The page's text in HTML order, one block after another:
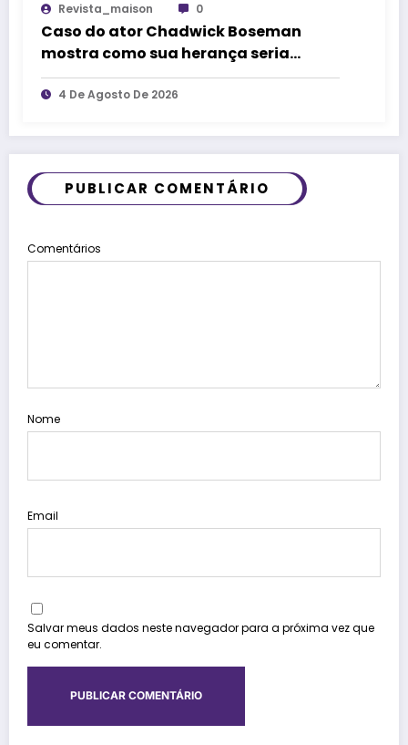
Revista_maison 0
Caso do ator Chadwick Boseman
mostra como sua herança seria
dividida se ocorresse no Brasil
4 De Agosto De 2026
PUBLICAR COMENTÁRIO
Comentários
Nome
Email
Salvar meus dados neste navegador para a próxima vez que
eu comentar.